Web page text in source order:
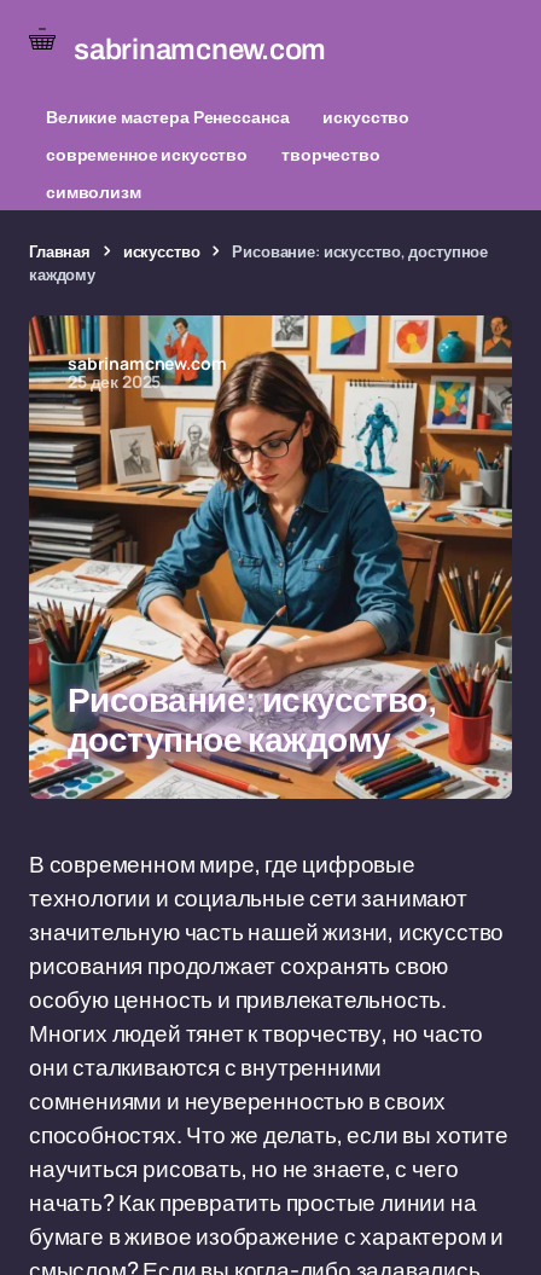
sabrinamcnew.com
Великие мастера Ренессанса
искусство
современное искусство
творчество
символизм
Главная искусство
Рисование: искусство, доступное
каждому
sabrinamcnew.com
25 дек 2025
Рисование: искусство,
доступное каждому
В современном мире, где цифровые
технологии и социальные сети занимают
значительную часть нашей жизни, искусство
рисования продолжает сохранять свою
особую ценность и привлекательность.
Многих людей тянет к творчеству, но часто
они сталкиваются с внутренними
сомнениями и неуверенностью в своих
способностях. Что же делать, если вы хотите
научиться рисовать, но не знаете, с чего
начать? Как превратить простые линии на
бумаге в живое изображение с характером и